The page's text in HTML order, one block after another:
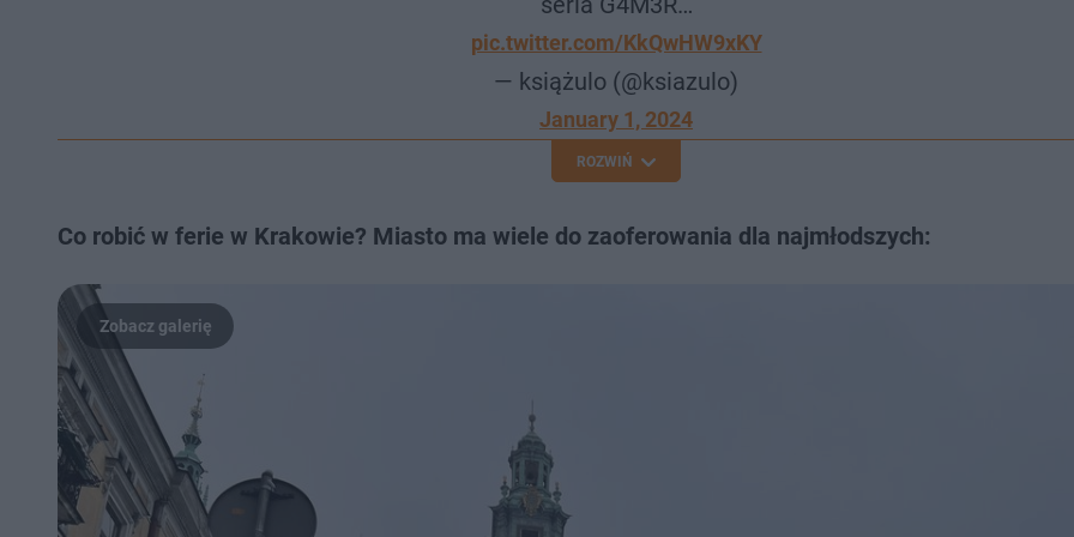
pic.twitter.com/KkQwHW9xKY
— książulo (@ksiazulo)
January 1, 2024
ROZWIŃ
Co robić w ferie w Krakowie? Miasto ma wiele do zaoferowania dla najmłodszych: